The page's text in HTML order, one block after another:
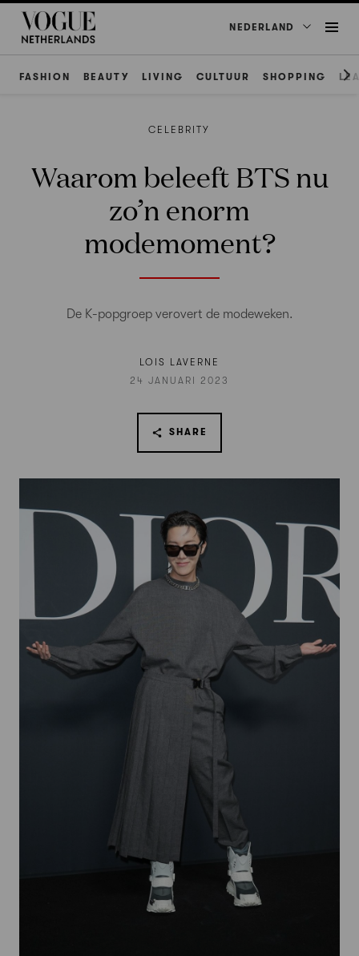
NEDERLAND
FASHION BEAUTY LIVING CULTUUR SHOPPING
CELEBRITY
Waarom beleeft BTS nu
zo’n enorm
modemoment?
De K-popgroep verovert de modeweken.
LOIS LAVERNE
24 JANUARI 2023
SHARE